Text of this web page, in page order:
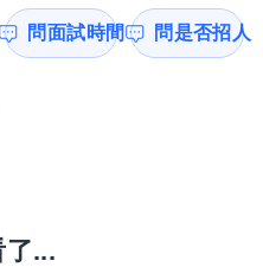
問面試時間 問是否招人
了...